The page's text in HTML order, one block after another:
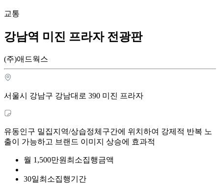
교통
강남역 미진 프라자 전광판
(주)애드웍스
서울시 강남구 강남대로 390 미진 프라자
유동인구 밀집지역/상습정체구간에 위치하여 강제적 반복 노
출이 가능하고 브랜드 이미지 상승에 효과적
월 1,500만원 최소집행금액
30일최소집행기간